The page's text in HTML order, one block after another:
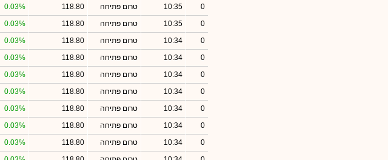
0
10:35 טרום פתיחה 118.80
0.03%
0
10:35 טרום פתיחה 118.80
0.03%
0
10:34 טרום פתיחה 118.80
0.03%
0
10:34 טרום פתיחה 118.80
0.03%
0
10:34 טרום פתיחה 118.80
0.03%
0
10:34 טרום פתיחה 118.80
0.03%
0
10:34 טרום פתיחה 118.80
0.03%
0
10:34 טרום פתיחה 118.80
0.03%
0
10:34 טרום פתיחה 118.80
0.03%